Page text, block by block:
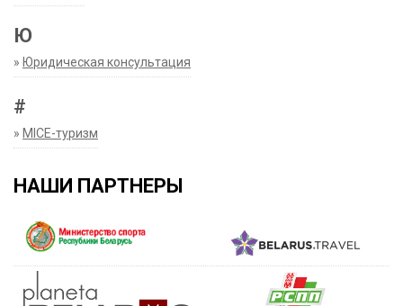
Ю
» Юридическая консультация
#
» MICE-туризм
НАШИ ПАРТНЕРЫ